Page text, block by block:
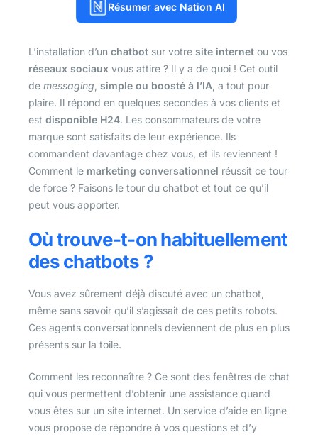
Résumer avec Nation AI
L’installation d’un chatbot sur votre site internet ou vos
réseaux sociaux vous attire ? Il y a de quoi ! Cet outil
de messaging simple ou boosté à l’IA , a tout pour
plaire. Il répond en quelques secondes à vos clients et
est disponible H24. Les consommateurs de votre
marque sont satisfaits de leur expérience. Ils
commandent davantage chez vous, et ils reviennent !
Comment le marketing conversationnel réussit ce tour
de force ? Faisons le tour du chatbot et tout ce qu’il
peut vous apporter.
Où trouve-t-on habituellement
des chatbots ?
Vous avez sûrement déjà discuté avec un chatbot,
même sans savoir qu’il s’agissait de ces petits robots.
Ces agents conversationnels deviennent de plus en plus
présents sur la toile.
Comment les reconnaître ? Ce sont des fenêtres de chat
qui vous permettent d’obtenir une assistance quand
vous êtes sur un site internet. Un service d’aide en ligne
vous propose de répondre à vos questions et d’y